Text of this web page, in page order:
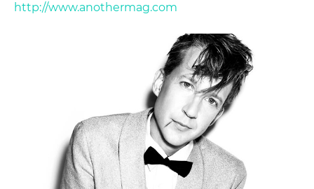
http://www.anothermag.com